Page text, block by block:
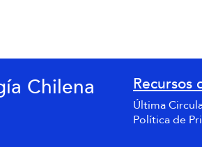
Chilena Recursos
Última
Política de